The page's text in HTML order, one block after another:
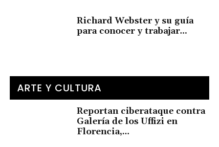
Richard Webster y su guía
para conocer y trabajar...
ARTE Y CULTURA
Reportan ciberataque contra
Galería de los Uffizi en
Florencia,...